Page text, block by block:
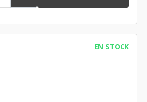
EN STOCK